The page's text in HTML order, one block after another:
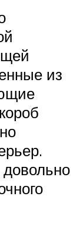
из